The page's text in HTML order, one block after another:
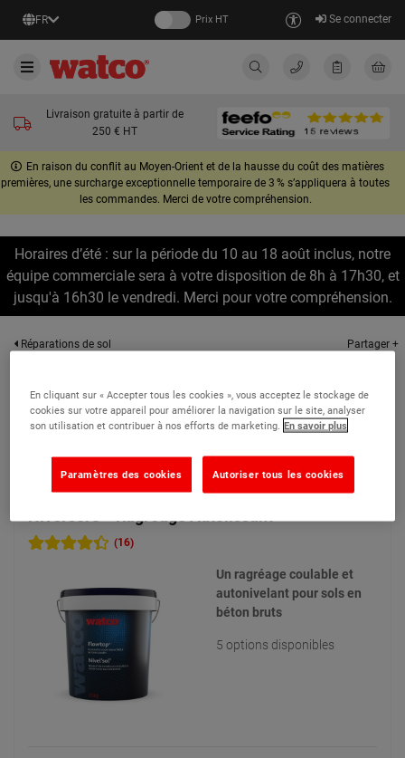
FR Prix HT Se connecter
Livraison gratuite à partir de
250 € HT
En raison du conflit au Moyen-Orient et de la hausse du coût des matières
premières, une surcharge exceptionnelle temporaire de 3 % s’appliquera à toutes
les commandes. Merci de votre compréhension.
Horaires d’été : sur la période du 10 au 18 août inclus, notre
équipe commerciale sera à votre disposition de 8h à 17h30, et
jusqu'à 16h30 le vendredi. Merci pour votre compréhension.
Réparations de sol Partager +
Enduits & Ragréages béton
Résultats 1 sur 1
Filtres...
(16)
Un ragréage coulable et
autonivelant pour sols en
béton bruts
5 options disponibles
En cliquant sur « Accepter tous les cookies », vous acceptez le stockage de
cookies sur votre appareil pour améliorer la navigation sur le site, analyser
son utilisation et contribuer à nos efforts de marketing. En savoir plus
Autoriser tous les cookies
Paramètres des cookies